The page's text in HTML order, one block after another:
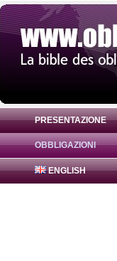
PRESENTAZIONE
OBBLIGAZIONI
ENGLISH
Obbligazione